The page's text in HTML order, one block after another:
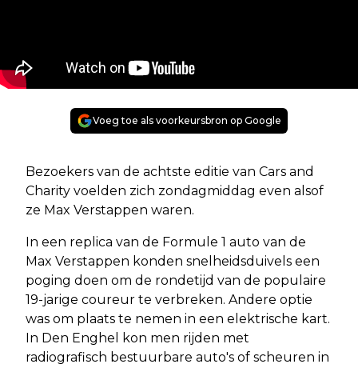
Voeg toe als voorkeursbron op Google
Bezoekers van de achtste editie van Cars and
Charity voelden zich zondagmiddag even alsof
ze Max Verstappen waren.
In een replica van de Formule 1 auto van de
Max Verstappen konden snelheidsduivels een
poging doen om de rondetijd van de populaire
19-jarige coureur te verbreken. Andere optie
was om plaats te nemen in een elektrische kart.
In Den Enghel kon men rijden met
radiografisch bestuurbare auto's of scheuren in